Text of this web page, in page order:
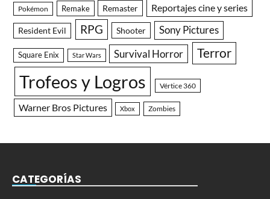
Pokémon Remake Remaster Reportajes cine y series
Resident Evil RPG Shooter Sony Pictures
Square Enix Star Wars Survival Horror Terror
Trofeos y Logros Vértice 360
Warner Bros Pictures Xbox Zombies
CATEGORÍAS